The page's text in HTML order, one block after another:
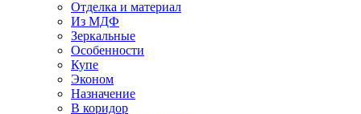
Отделка и материал
Из МДФ
Зеркальные
Особенности
Купе
Эконом
Назначение
В коридор